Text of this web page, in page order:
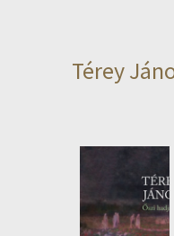
Térey